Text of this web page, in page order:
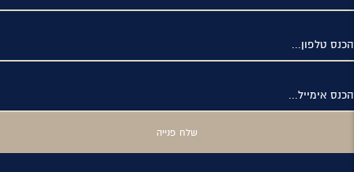
הכנס טלפון...
הכנס אימייל...
שלח פנייה